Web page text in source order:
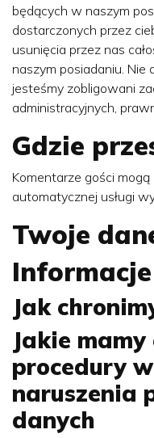
będących w naszym
dostarczonych przez
usunięcia przez nas
naszym posiadaniu.
jesteśmy zobligowani
administracyjnych,
Gdzie
Komentarze gości
automatycznej usługi
Twoje
Jak
Jakie
procedury
naruszenia
danych